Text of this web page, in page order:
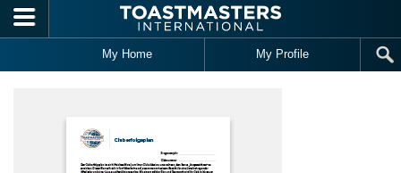
Skip to main content
My Home My Profile